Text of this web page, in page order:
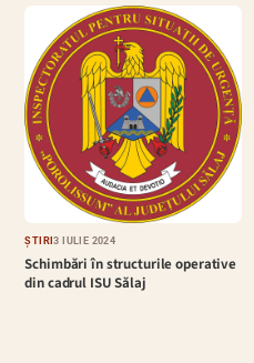
ȘTIRI3 IULIE 2024
Schimbări în structurile operative
din cadrul ISU Sălaj